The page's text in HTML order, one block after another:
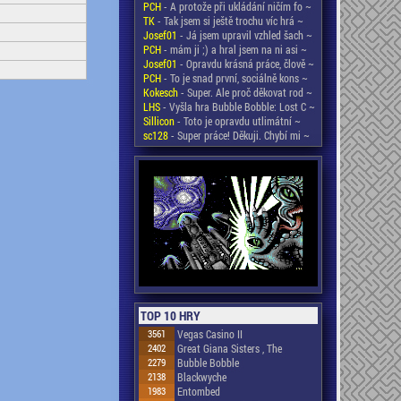
PCH- A protože při ukládání ničím fo ~
TK- Tak jsem si ještě trochu víc hrá ~
Josef01 - Já jsem upravil vzhled šach ~
PCH- mám ji ;) a hral jsem na ni asi ~
Josef01 - Opravdu krásná práce, člově ~
PCH- To je snad první, sociálně kons ~
Kokesch- Super. Ale proč děkovat rod ~
LHS- Vyšla hra Bubble Bobble: Lost C ~
Sillicon- Toto je opravdu utlimátní ~
sc128- Super práce! Děkuji. Chybí mi ~
TOP 10 HRY
3561 Vegas Casino II
2402 Great Giana Sisters , The
2279 Bubble Bobble
2138 Blackwyche
1983 Entombed